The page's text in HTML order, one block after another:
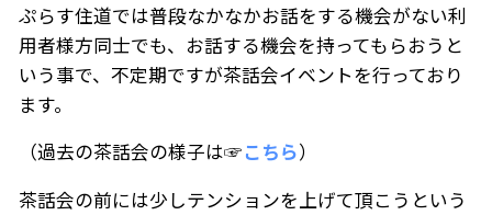
ぷらす住道では普段なかなかお話をする機会がない利
用者様方同士でも、お話する機会を持ってもらおうと
いう事で、不定期ですが茶話会イベントを行っており
ます。
（過去の茶話会の様子は☞こちら）
茶話会の前には少しテンションを上げて頂こうという